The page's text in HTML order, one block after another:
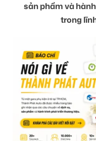
sản phẩm và
trong